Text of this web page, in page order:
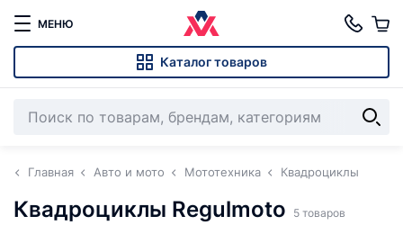
МЕНЮ
Каталог товаров
Главная Авто и мото Мототехника Квадроциклы
Квадроциклы Regulmoto 5 товаров